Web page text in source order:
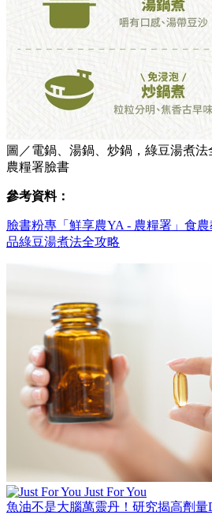
圖／電鍋、湯鍋、炒鍋，綠豆湯煮
農糧署臉書
參考資料：
臉書粉專「鮮享農YA - 農糧署」食
品綠豆湯煮法全攻略
Just For You
魚油不是大腦萬靈丹！研究揭高劑